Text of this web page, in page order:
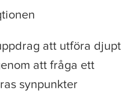
att utföra djupt
att fråga ett
synpunkter